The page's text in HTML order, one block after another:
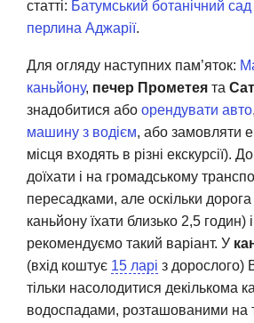
статті: Батумський ботанічний
перлина Аджарії.
Для огляду наступних пам’яток:
каньйону, печер Прометея та
знадобитися або орендувати авто
машину з водієм, або замовляти
місця входять в різні екскурсії).
доїхати і на громадському
пересадками, але оскільки дорога
каньйону їхати близько 2,5
рекомендуємо такий варіант. У
(вхід коштує 15 ларі з дорослого)
тільки насолодитися декількома
водоспадами, розташованими на